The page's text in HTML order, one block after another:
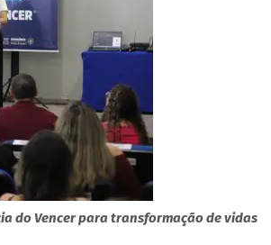
do Vencer para transformação de vidas